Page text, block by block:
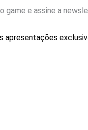
game e assine a
apresentações